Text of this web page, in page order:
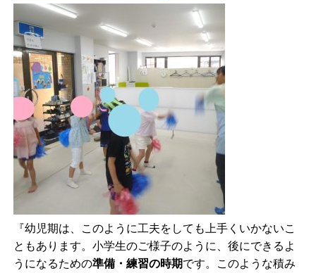
『幼児期は、このように工夫をしても上手くいかないこ
ともあります。小学生のご様子のように、後にできるよ
うになるための準備・練習の時期です。このような積み